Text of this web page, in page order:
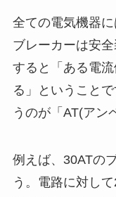
全ての電気機器に
ブレーカーは安
すると「ある電
る」ということ
うのが「AT(アン
例えば、30ATの
う。電路に対し